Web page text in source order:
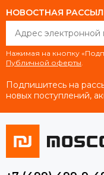
НОВОСТНАЯ
Нажимая на кнопку
Публичной оферты.
Подпишитесь на
новых поступлений,